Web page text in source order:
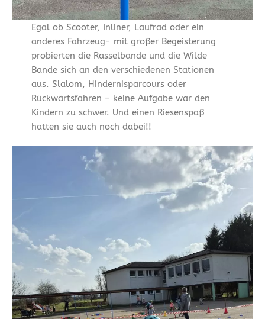
Egal ob Scooter, Inliner, Laufrad oder ein
anderes Fahrzeug- mit großer Begeisterung
probierten die Rasselbande und die Wilde
Bande sich an den verschiedenen Stationen
aus. Slalom, Hindernisparcours oder
Rückwärtsfahren – keine Aufgabe war den
Kindern zu schwer. Und einen Riesenspaß
hatten sie auch noch dabei!!